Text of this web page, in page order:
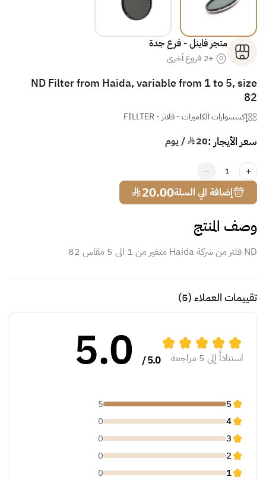
متجر فاينل - فرع جدة
+2 فروع أخرى
ND Filter from Haida, variable from 1 to 5, size
82
إكسسوارات الكاميرات-فلاتر - FILLTER
سعر الأيجار :20¥ / يوم
1
إضافة الي السلة20.00
¥
وصف المنتج
ND فلتر من شركة Haida متغير من 1 الى 5 مقاس 82
تقييمات العملاء(5)
استناداً إلى 5 مراجعة 5.0 /
5.0
5
5
4
0
3
0
2
0
1
0